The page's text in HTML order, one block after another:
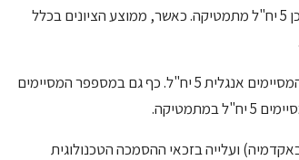
שהוא מצביע על גידול בזכאים שנבחנו ברמת 5 יח"ל אנגלית וכן 5 יח"ל מתמטיקה. כאשר, ממוצע הציונים בכלל
על-פי הנתונים חל גידול בנתניה ביחס לשנת תשפ"א במספר המסיימים אנגלית 5 יח"ל. כף גם במספפר המסיימים
ועלייה בזכאי ההסמכה הטכנולוגית